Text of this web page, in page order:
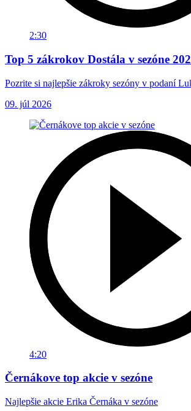
2:30
Top 5 zákrokov Dostála v sezóne
Pozrite si najlepšie zákroky sezóny v podaní
09. júl 2026
4:20
Černákove top akcie v sezóne
Najlepšie akcie Erika Černáka v sezóne